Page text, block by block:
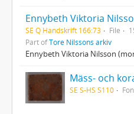
Ennybeth Viktoria
SE Q Handskrift 166:73 File
Part ofTore Nilssons arkiv
Ennybeth Viktoria Nilsson
Mäss- och
SE S-HS S110